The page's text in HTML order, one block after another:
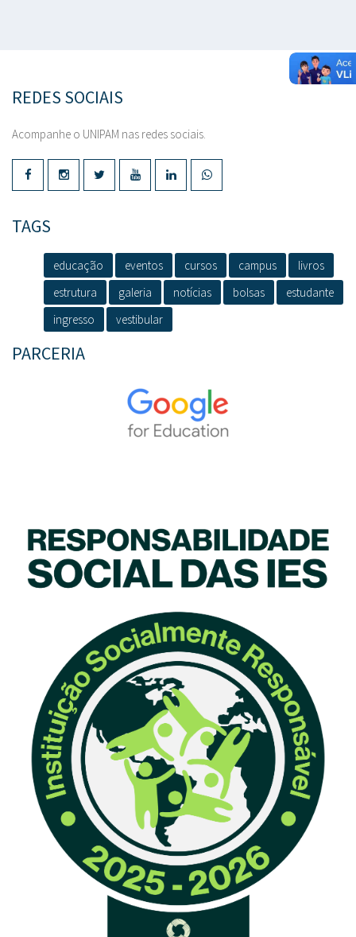
REDES SOCIAIS
Acompanhe o UNIPAM nas redes sociais.
TAGS
educação eventos cursos campus
livros
estrutura
galeria notícias bolsas
estudante
ingresso
vestibular
PARCERIA